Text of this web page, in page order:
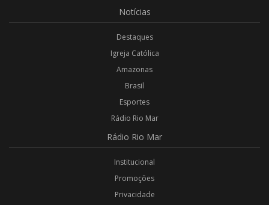
Notícias
Destaques
Igreja Católica
Amazonas
Brasil
Esportes
Rádio Rio Mar
Rádio Rio Mar
Institucional
Promoções
Privacidade